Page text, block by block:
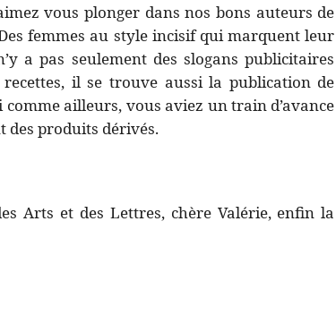
vous plonger dans nos bons auteurs de
femmes au style incisif qui marquent leur
a pas seulement des slogans publicitaires
il se trouve aussi la publication de
ailleurs, vous aviez un train d’avance
des produits dérivés.
Arts et des Lettres, chère Valérie, enfin la